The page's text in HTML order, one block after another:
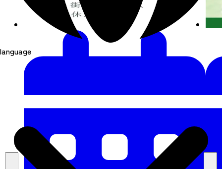
language